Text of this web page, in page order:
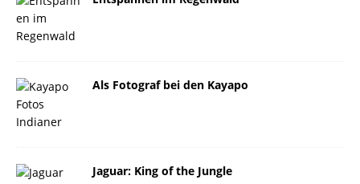
Als Fotograf bei den Kayapo
Jaguar: King of the Jungle